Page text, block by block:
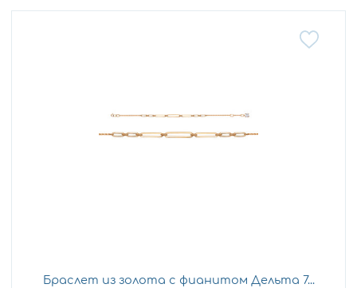
Браслет из золота с фианитом Дельта 7...